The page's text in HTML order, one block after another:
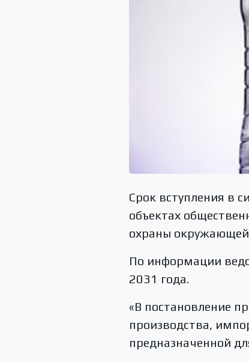
Срок вступления в
объектах
охраны окружающей
По информации
2031 года.
«В постановление
производства,
предназначенной